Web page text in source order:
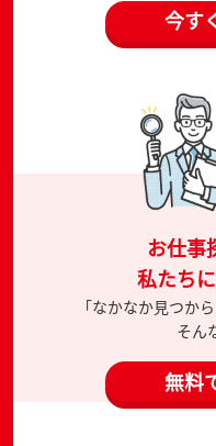
今す
お仕事
私たち
「なかなか見つか
そん
無料